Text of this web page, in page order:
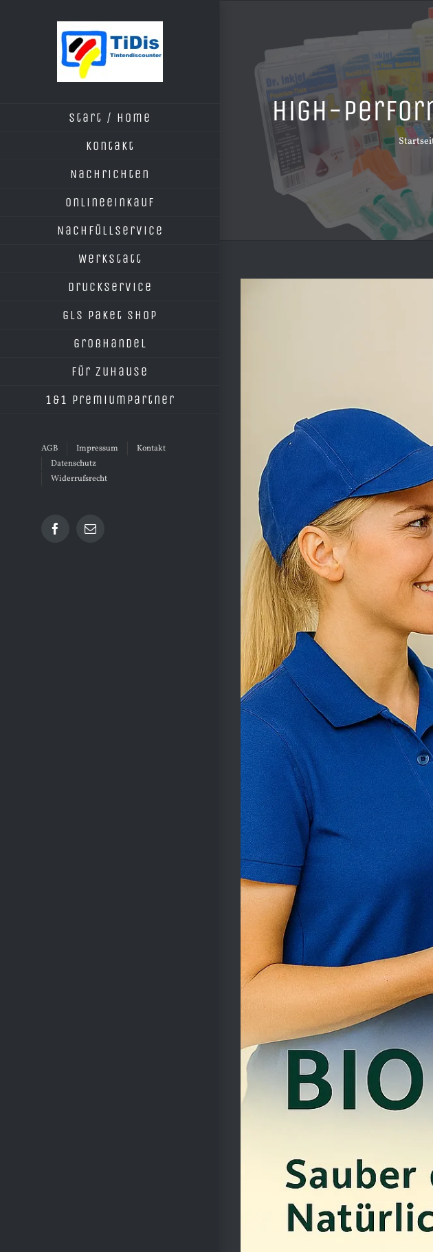
Start / Home
Kontakt
Nachrichten
Onlineeinkauf
Nachfüllservice
Werkstatt
Druckservice
GLS Paket Shop
Großhandel
Für Zuhause
1&1 Premiumpartner
AGB Impressum
Kontakt
Datenschutz
Widerrufsrecht
Facebook
E-
High-